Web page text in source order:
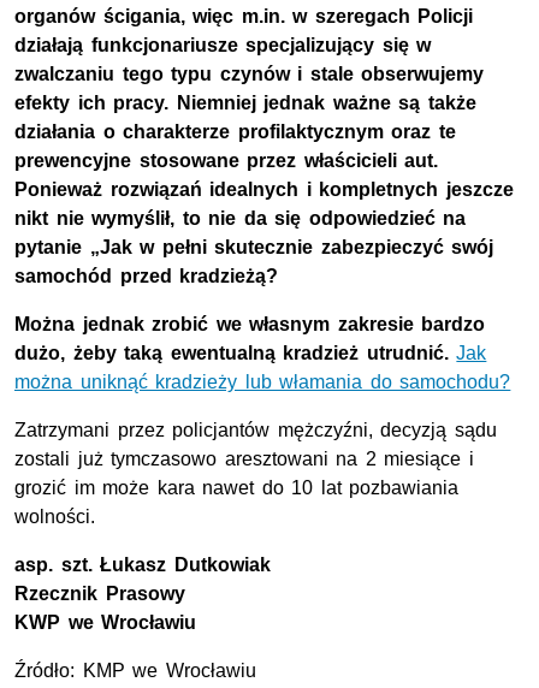
organów ścigania, więc m.in. w szeregach Policji
działają funkcjonariusze specjalizujący się w
zwalczaniu tego typu czynów i stale obserwujemy
efekty ich pracy. Niemniej jednak ważne są także
działania o charakterze profilaktycznym oraz te
prewencyjne stosowane przez właścicieli aut.
Ponieważ rozwiązań idealnych i kompletnych jeszcze
nikt nie wymyślił, to nie da się odpowiedzieć na
pytanie „Jak w pełni skutecznie zabezpieczyć swój
samochód przed kradzieżą?
Można jednak zrobić we własnym zakresie bardzo
dużo, żeby taką ewentualną kradzież utrudnić. Jak
można uniknąć kradzieży lub włamania do samochodu?
Zatrzymani przez policjantów mężczyźni, decyzją sądu
zostali już tymczasowo aresztowani na 2 miesiące i
grozić im może kara nawet do 10 lat pozbawiania
wolności.
asp. szt.Łukasz Dutkowiak
Rzecznik Prasowy
KWP we Wrocławiu
Źródło: KMP we Wrocławiu